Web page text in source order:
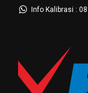
Info Kalibrasi :